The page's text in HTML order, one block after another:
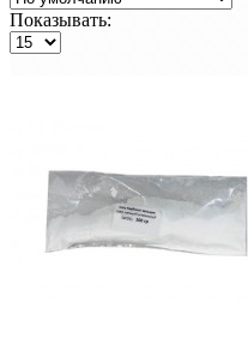
Показывать: